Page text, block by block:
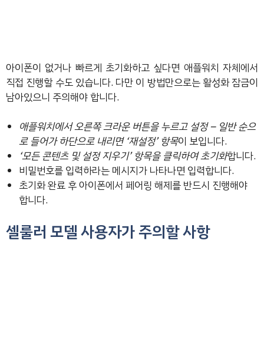
아이폰이 없거나 빠르게 초기화하고 싶다면 애플워치 자체에서
직접 진행할 수도 있습니다. 다만 이 방법만으로는 활성화 잠금이
남아있으니 주의해야 합니다.
애플워치에서 오른쪽 크라운 버튼을 누르고 설정 – 일반 순으
로 들어가 하단으로 내리면 ‘재설정’ 항목이 보입니다.
‘모든 콘텐츠 및 설정 지우기’ 항목을 클릭하여 초기화합니다.
비밀번호를 입력하라는 메시지가 나타나면 입력합니다.
초기화 완료 후 아이폰에서 페어링 해제를 반드시 진행해야
합니다.
셀룰러 모델 사용자가 주의할 사항